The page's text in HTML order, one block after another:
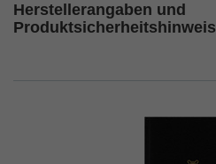
Herstellerangaben und
Produktsicherheitshinweis